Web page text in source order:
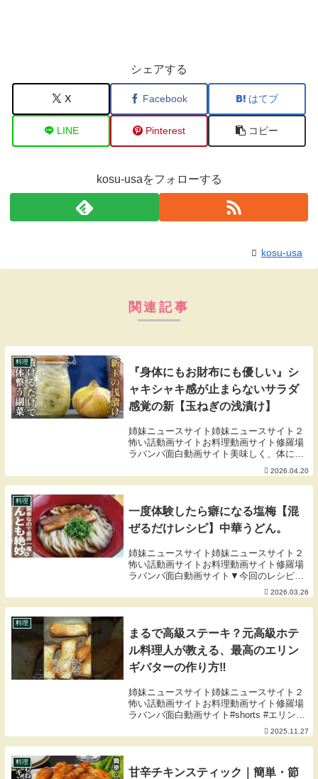
シェアする
X Facebook はてブ
LINE Pinterest コピー
kosu-usaをフォローする
kosu-usa
関連記事
料理
『身体にもお財布にも優しい』シ
ャキシャキ感が止まらないサラダ
感覚の新【玉ねぎの浅漬け】
姉妹ニュースサイト姉妹ニュースサイト２
怖い話動画サイトお料理動画サイト修羅場
ラバンバ面白動画サイト美味しく、体によ
く、段取りよく。レシピ本『毎日のことだ
から。』さくらからのお知らせ公式LINE：
SAKURA’sのメールマガジン(初回登録で
2026.04.20
料理
一度体験したら癖になる塩梅【混
ぜるだけレシピ】中華うどん。
姉妹ニュースサイト姉妹ニュースサイト２
怖い話動画サイトお料理動画サイト修羅場
ラバンバ面白動画サイト▼今回のレシピは
こちら▼ーーーーーーーーーーーーーーう
どん １人前まつたけお吸い物 １袋しょ
うゆ 大さじ１砂
2026.03.26
料理
まるで高級ステーキ？元高級ホテ
ル料理人が教える、最高のエリン
ギバターの作り方‼︎
姉妹ニュースサイト姉妹ニュースサイト２
怖い話動画サイトお料理動画サイト修羅場
ラバンバ面白動画サイト#shorts #エリンギ
バター #エリンギ #マグロの悪魔「ツナボ
ーイのオヌヌメ調理器具」KIPROSTAR 業
務用アルミフライパン 18c...
2025.11.27
料理
甘辛チキンスティック｜簡単・節